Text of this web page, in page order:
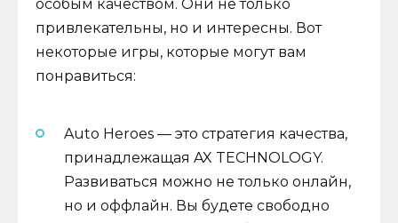
особым качеством. Они не только
привлекательны, но и интересны. Вот
некоторые игры, которые могут вам
понравиться:
Auto Heroes — это стратегия качества,
принадлежащая AX TECHNOLOGY.
Развиваться можно не только онлайн,
но и оффлайн. Вы будете свободно